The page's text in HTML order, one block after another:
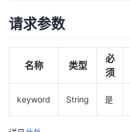
程
认
证
的
实
我
的
藏
支
持
声
建
请求参数
名称 类型
必
须
keyword String 是